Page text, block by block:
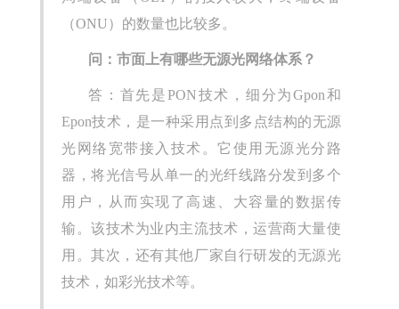
（ONU）的数量也比较多。
问：市面上有哪些无源光网络体系？
答：首先是PON技术，细分为Gpon和
Epon技术，是一种采用点到多点结构的无源
光网络宽带接入技术。它使用无源光分路
器，将光信号从单一的光纤线路分发到多个
用户，从而实现了高速、大容量的数据传
输。该技术为业内主流技术，运营商大量使
用。其次，还有其他厂家自行研发的无源光
技术，如彩光技术等。